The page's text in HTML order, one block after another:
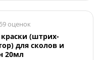
оценок
(штрих-
для сколов и
20мл